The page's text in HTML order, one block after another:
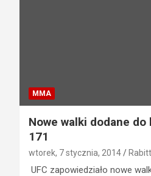
MMA
Nowe walki dodane do
171
wtorek, 7 stycznia, 2014
UFC zapowiedziało nowe